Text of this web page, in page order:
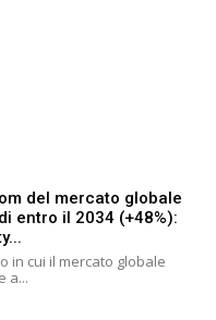
del mercato globale
entro il 2034 (+48%):
in cui il mercato globale
a...